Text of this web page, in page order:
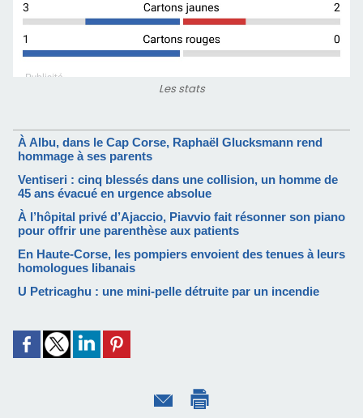
Les stats
À Albu, dans le Cap Corse, Raphaël Glucksmann rend
hommage à ses parents
Ventiseri : cinq blessés dans une collision, un homme de
45 ans évacué en urgence absolue
À l’hôpital privé d’Ajaccio, Piavvio fait résonner son piano
pour offrir une parenthèse aux patients
En Haute-Corse, les pompiers envoient des tenues à leurs
homologues libanais
U Petricaghu : une mini-pelle détruite par un incendie